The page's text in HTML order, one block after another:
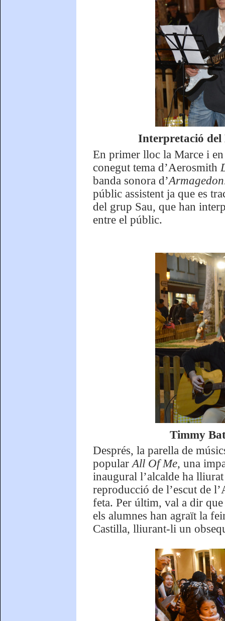
Interpretació
En primer lloc la Marce i
conegut tema d’Aerosmith
banda sonora d’
públic assistent ja que es
del grup Sau, que han
entre el públic.
Timmy
Després, la parella de
popularAll Of Me, una
inaugural l’alcalde ha
reproducció de l’escut de
feta. Per últim, val a dir que
els alumnes han agraït la
Castilla, lliurant-li un